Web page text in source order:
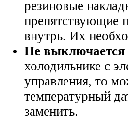
резиновые
препятствующие
внутрь. Их
Не выключается
холодильнике с
управления, то
температурный
заменить.